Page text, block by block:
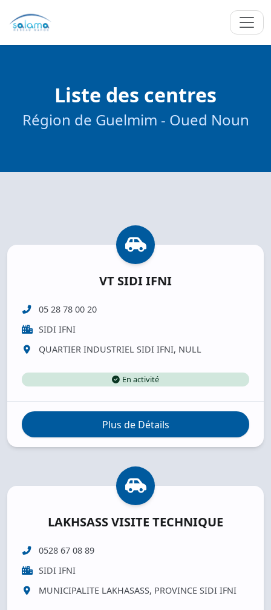
Liste des centres
Région de Guelmim - Oued Noun
VT SIDI IFNI
05 28 78 00 20
SIDI IFNI
QUARTIER INDUSTRIEL SIDI IFNI, NULL
En activité
Plus de Détails
LAKHSASS VISITE TECHNIQUE
0528 67 08 89
SIDI IFNI
MUNICIPALITE LAKHASASS, PROVINCE SIDI IFNI